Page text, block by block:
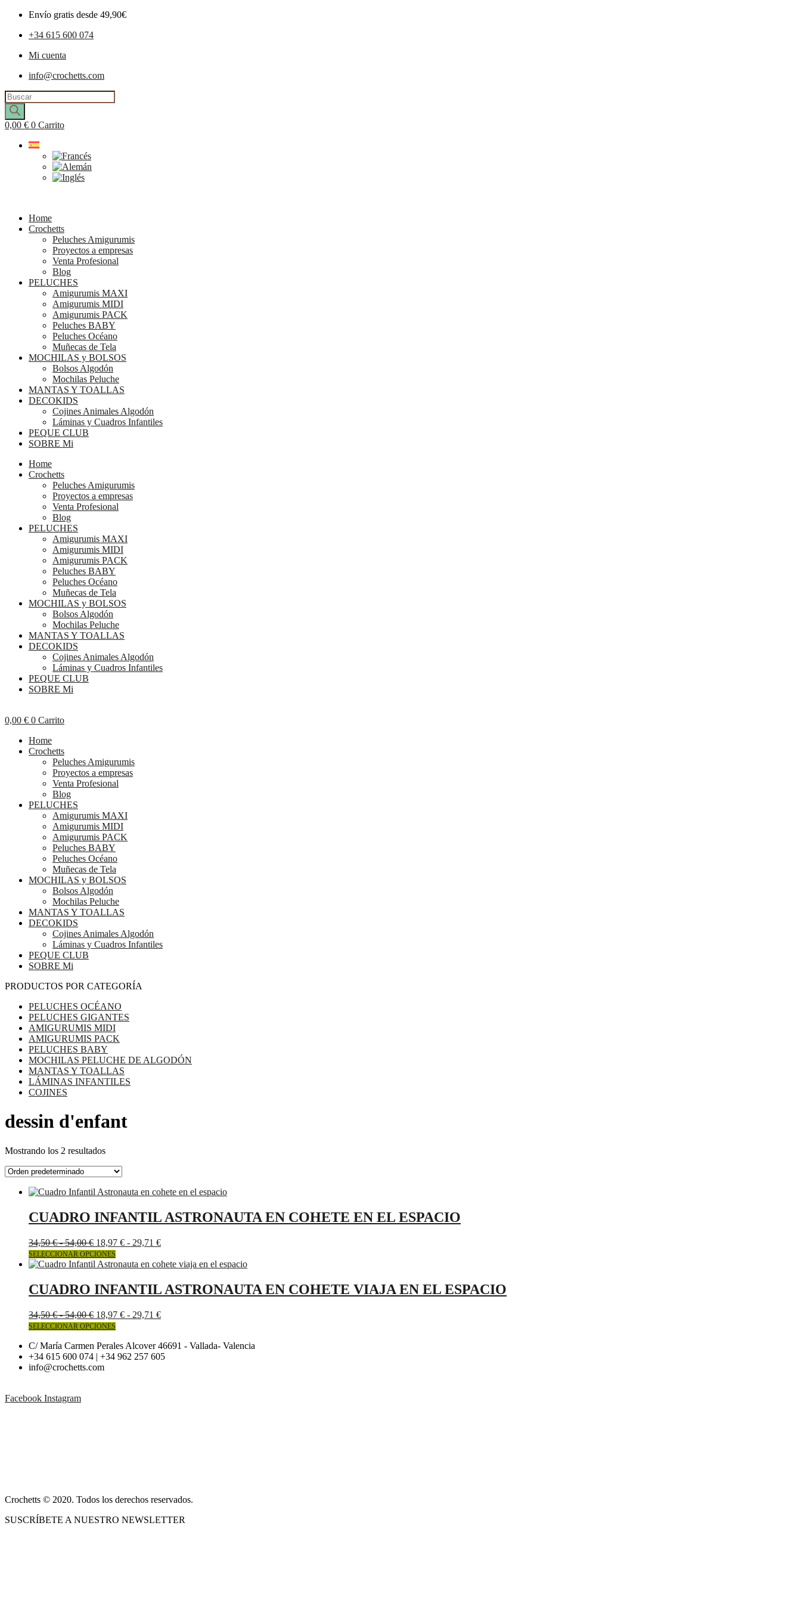
Envío gratis desde 49,90€
+34 615 600 074
Mi cuenta
info@crochetts.com
Búsqueda
de
productos
0,00 € 0 Carrito
Home
Crochetts
Peluches Amigurumis
Proyectos a empresas
Venta Profesional
Blog
PELUCHES
Amigurumis MAXI
Amigurumis MIDI
Amigurumis PACK
Peluches BABY
Peluches Océano
Muñecas de Tela
MOCHILAS y BOLSOS
Bolsos Algodón
Mochilas Peluche
MANTAS Y TOALLAS
DECOKIDS
Cojines Animales Algodón
Láminas y Cuadros Infantiles
PEQUE CLUB
SOBRE Mi
Home
Crochetts
Peluches Amigurumis
Proyectos a empresas
Venta Profesional
Blog
PELUCHES
Amigurumis MAXI
Amigurumis MIDI
Amigurumis PACK
Peluches BABY
Peluches Océano
Muñecas de Tela
MOCHILAS y BOLSOS
Bolsos Algodón
Mochilas Peluche
MANTAS Y TOALLAS
DECOKIDS
Cojines Animales Algodón
Láminas y Cuadros Infantiles
PEQUE CLUB
SOBRE Mi
0,00 € 0 Carrito
Home
Crochetts
Peluches Amigurumis
Proyectos a empresas
Venta Profesional
Blog
PELUCHES
Amigurumis MAXI
Amigurumis MIDI
Amigurumis PACK
Peluches BABY
Peluches Océano
Muñecas de Tela
MOCHILAS y BOLSOS
Bolsos Algodón
Mochilas Peluche
MANTAS Y TOALLAS
DECOKIDS
Cojines Animales Algodón
Láminas y Cuadros Infantiles
PEQUE CLUB
SOBRE Mi
PRODUCTOS POR CATEGORÍA
PELUCHES OCÉANO
PELUCHES GIGANTES
AMIGURUMIS MIDI
AMIGURUMIS PACK
PELUCHES BABY
MOCHILAS PELUCHE DE ALGODÓN
MANTAS Y TOALLAS
LÁMINAS INFANTILES
COJINES
dessin d'enfant
Mostrando los 2 resultados
CUADRO INFANTIL ASTRONAUTA EN COHETE EN EL ESPACIO
34,50€ - 54,00€Rango
de
precios:
34,50 €
hasta
18,97 € - 29,71 €Rango
precios:
18,97 €
hasta
SELECCIONAR OPCIONESEste
producto
múltiples
variantes.
opciones
se
elegir
en
CUADRO INFANTIL ASTRONAUTA EN COHETE VIAJA EN EL ESPACIO
34,50€ - 54,00€Rango
de
desde
34,50 €
hasta
18,97 € - 29,71 €Rango
desde
18,97 €
SELECCIONAR OPCIONESEste
tiene
múltiples
C/ María Carmen Perales Alcover 46691 - Vallada- Valencia
+34 615 600 074 | +34 962 257 605
info@crochetts.com
Facebook Instagram
Crochetts © 2020. Todos los derechos reservados.
SUSCRÍBETE A NUESTRO NEWSLETTER